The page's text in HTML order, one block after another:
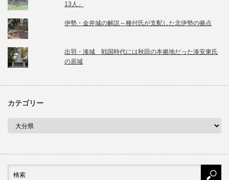
13人」
伊勢・金井城の解説～種付氏が支配した北伊勢の拠点
出羽・湊城 戦国時代には秋田の本拠地だった湊安東氏
の居城
カテゴリー